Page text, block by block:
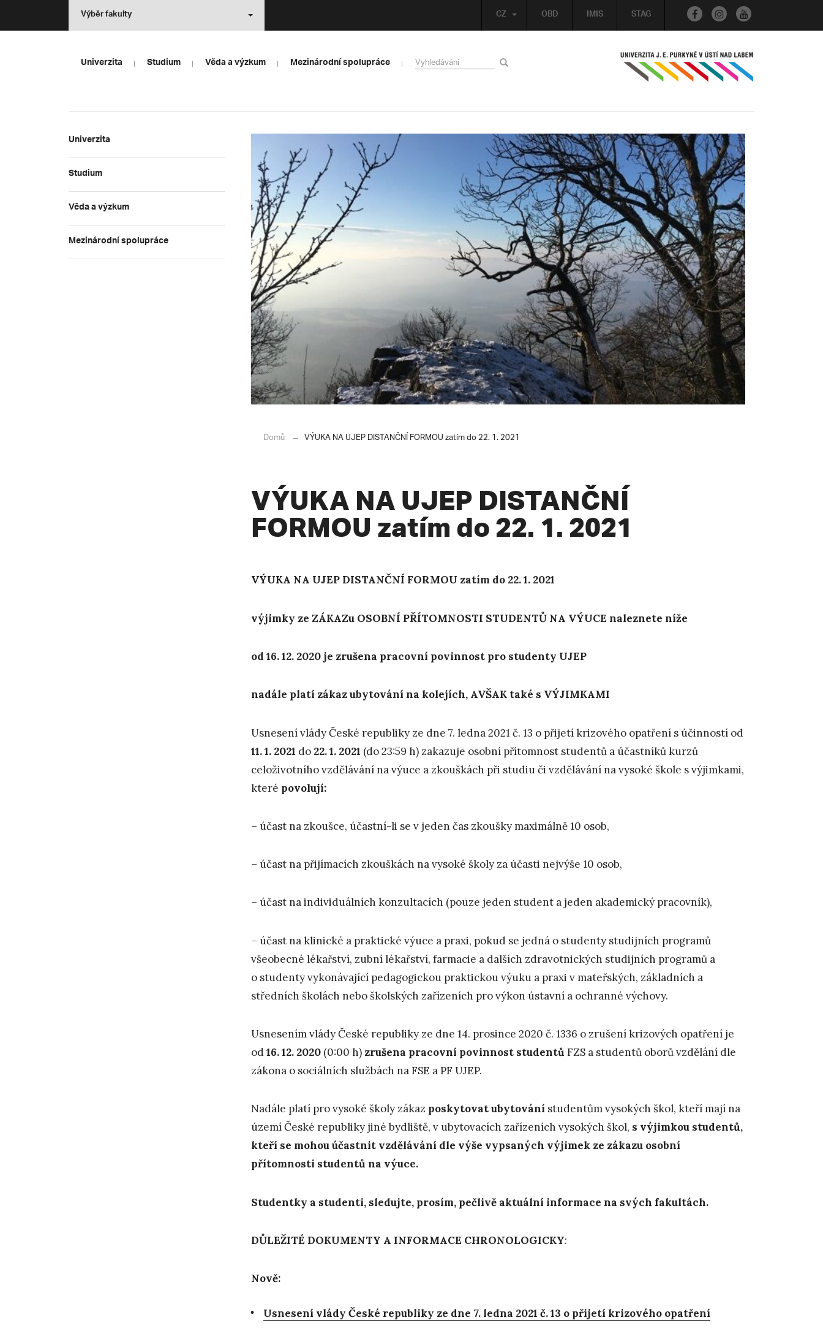
OBD IMIS STAG
CZ
Výběr fakulty
Univerzita Studium Věda a výzkum Mezinárodní spolupráce
Univerzita
Studium
Věda a výzkum
Mezinárodní spolupráce
Domů VÝUKA NA UJEP DISTANČNÍ FORMOU zatím do 22. 1. 2021
VÝUKA NA UJEP DISTANČNÍ
FORMOU zatím do 22. 1. 2021
VÝUKA NA UJEP DISTANČNÍ FORMOU zatím do 22. 1. 2021
výjimky ze ZÁKAZu OSOBNÍ PŘÍTOMNOSTI STUDENTŮ NA VÝUCE naleznete níže
od 16. 12. 2020 je zrušena pracovní povinnost pro studenty UJEP
nadále platí zákaz ubytování na kolejích, AVŠAK také s VÝJIMKAMI
Usnesení vlády České republiky ze dne 7. ledna 2021 č. 13 o přijetí krizového opatření s účinností od
11. 1. 2021 do 22. 1. 2021 (do 23:59 h) zakazuje osobní přítomnost studentů a účastníků kurzů
celoživotního vzdělávání na výuce a zkouškách při studiu či vzdělávání na vysoké škole s výjimkami,
které povolují:
– účast na zkoušce, účastní-li se v jeden čas zkoušky maximálně 10 osob,
– účast na přijímacích zkouškách na vysoké školy za účasti nejvýše 10 osob,
– účast na individuálních konzultacích (pouze jeden student a jeden akademický pracovník),
– účast na klinické a praktické výuce a praxi, pokud se jedná o studenty studijních programů
všeobecné lékařství, zubní lékařství, farmacie a dalších zdravotnických studijních programů a
o studenty vykonávající pedagogickou praktickou výuku a praxi v mateřských, základních a
středních školách nebo školských zařízeních pro výkon ústavní a ochranné výchovy.
Usnesením vlády České republiky ze dne 14. prosince 2020 č. 1336 o zrušení krizových opatření je
od16. 12. 2020 (0:00 h) zrušena pracovní povinnost studentů FZS a studentů oborů vzdělání dle
zákona o sociálních službách na FSE a PF UJEP.
Nadále platí pro vysoké školy zákaz poskytovat ubytování studentům vysokých škol, kteří mají na
území České republiky jiné bydliště, v ubytovacích zařízeních vysokých škol, s výjimkou studentů,
kteří se mohou účastnit vzdělávání dle výše vypsaných výjimek ze zákazu osobní
přítomnosti studentů na výuce.
Studentky a studenti, sledujte, prosím, pečlivě aktuální informace na svých fakultách.
DŮLEŽITÉ DOKUMENTY A INFORMACE CHRONOLOGICKY:
Nově:
Usnesení vlády České republiky ze dne 7. ledna 2021 č. 13 o přijetí krizového opatření